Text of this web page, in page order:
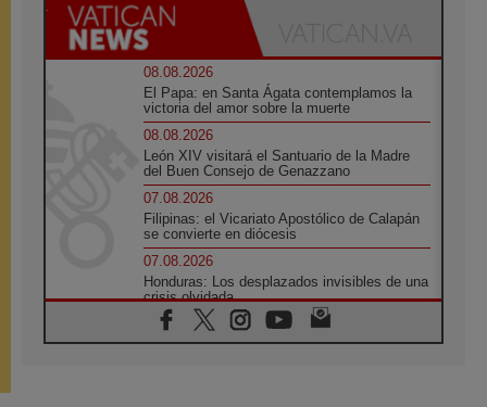
08.08.2026
El Papa: en Santa Ágata contemplamos la
victoria del amor sobre la muerte
08.08.2026
León XIV visitará el Santuario de la Madre
del Buen Consejo de Genazzano
07.08.2026
Filipinas: el Vicariato Apostólico de Calapán
se convierte en diócesis
07.08.2026
Honduras: Los desplazados invisibles de una
crisis olvidada
07.08.2026
Bokalic: "En Argentina el Papa León señalará